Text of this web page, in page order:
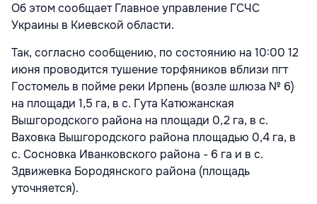
Об этом сообщает Главное управление ГСЧС
Украины в Киевской области.
Так, согласно сообщению, по состоянию на 10:00 12
июня проводится тушение торфяников вблизи пгт
Гостомель в пойме реки Ирпень (возле шлюза № 6)
на площади 1,5 га, в с. Гута Катюжанская
Вышгородского района на площади 0,2 га, в с.
Ваховка Вышгородского района площадью 0,4 га, в
с. Сосновка Иванковского района - 6 га и в с.
Здвижевка Бородянского района (площадь
уточняется).